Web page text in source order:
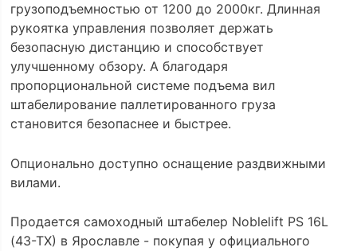
грузоподъемностью от 1200 до 2000кг. Длинная
рукоятка управления позволяет держать
безопасную дистанцию и способствует
улучшенному обзору. А благодаря
пропорциональной системе подъема вил
штабелирование паллетированного груза
становится безопаснее и быстрее.
Опционально доступно оснащение раздвижными
вилами.
Продается самоходный штабелер Noblelift PS 16L
(43-TX) в Ярославле - покупая у официального